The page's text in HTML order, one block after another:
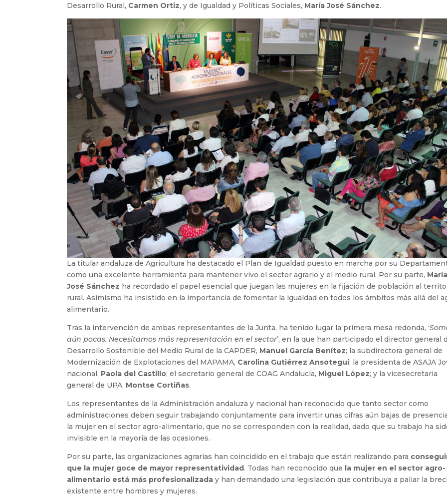
Desarrollo Rural, Carmen Ortiz, y de Igualdad y Políticas Sociales, María José Sánchez.
La titular andaluza de Agricultura ha destacado el Plan de Igualdad puesto en marcha por su
como una excelente herramienta para mantener vivo el sector agrario y el medio rural. Por su parte,
José Sánchez ha recordado el papel esencial que juegan las mujeres en la fijación de población al
rural. Asimismo ha insistido en la importancia de fomentar la igualdad en todos los ámbitos más allá del
alimentario.
Tras la intervención de ambas representantes de la Junta, ha tenido lugar la primera mesa redonda, ‘
aún pocas. Necesitamos más representación en el sector’, en la que han participado el director general
Desarrollo Sostenible del Medio Rural de la CAPDER, Manuel García Benítez; la subdirectora general de
Modernización de Explotaciones del MAPAMA, Carolina Gutiérrez Ansotegui; la presidenta de ASAJA
nacional, Paola del Castillo; el secretario general de COAG Andalucía, Miguel López; y la vicesecretaria
general de UPA, Montse Cortiñas.
Los representantes de la Administración andaluza y nacional han reconocido que tanto sector como
administraciones deben seguir trabajando conjuntamente para invertir unas cifras aún bajas de
la mujer en el sector agro-alimentario, que no se corresponden con la realidad, dado que su trabajo ha
invisible en la mayoría de las ocasiones.
Por su parte, las organizaciones agrarias han coincidido en el trabajo que están realizando para
que la mujer goce de mayor representatividad. Todas han reconocido que la mujer en el sector agro-
alimentario está más profesionalizada y han demandado una legislación que contribuya a paliar la
existente entre hombres y mujeres.